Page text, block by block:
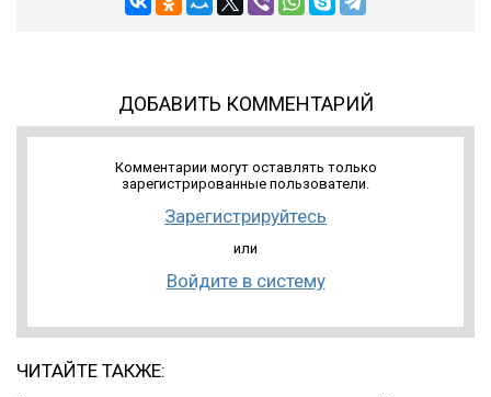
ДОБАВИТЬ КОММЕНТАРИЙ
Комментарии могут оставлять только
зарегистрированные пользователи.
Зарегистрируйтесь
или
Войдите в систему
ЧИТАЙТЕ ТАКЖЕ: